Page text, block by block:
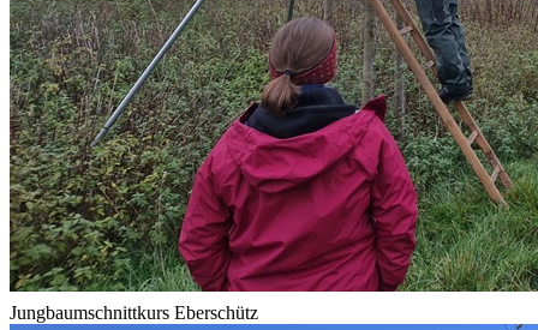
Jungbaumschnittkurs Eberschütz